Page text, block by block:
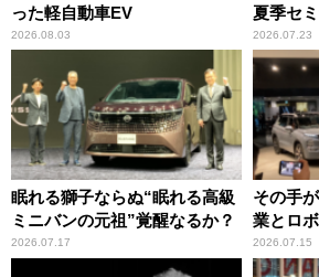
った軽自動車EV
2026.08.03
夏季セ
2026.07.23
眠れる獅子ならぬ“眠れる高級
ミニバンの元祖”覚醒なるか？
2026.07.17
その手
業とロ
2026.07.15